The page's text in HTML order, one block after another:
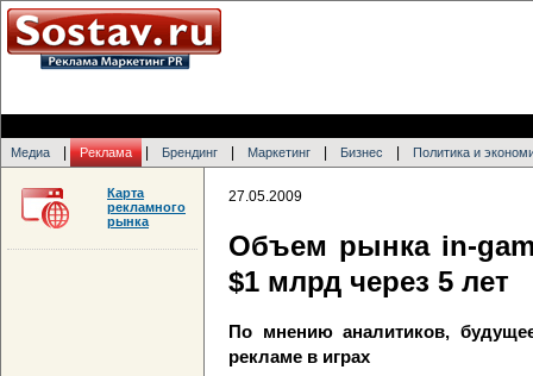
Медиа Реклама Брендинг Маркетинг Бизнес Политика и
27.05.2009
Объем рынка in-
$1 млрд через 5 лет
По мнению аналитиков,
рекламе в играх
Карта
рекламного
рынка